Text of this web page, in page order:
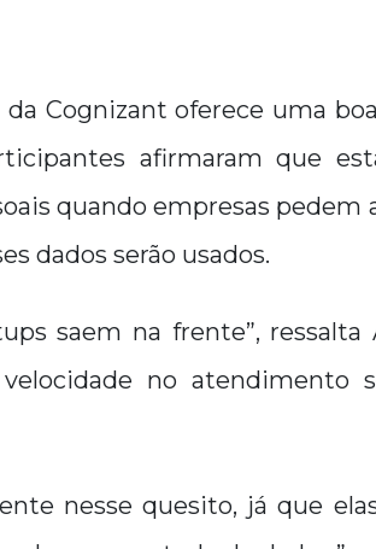
Cognizant oferece uma
afirmaram que
quando empresas pedem
dados serão usados.
saem na frente”, ressalta
no atendimento
nesse quesito, já que